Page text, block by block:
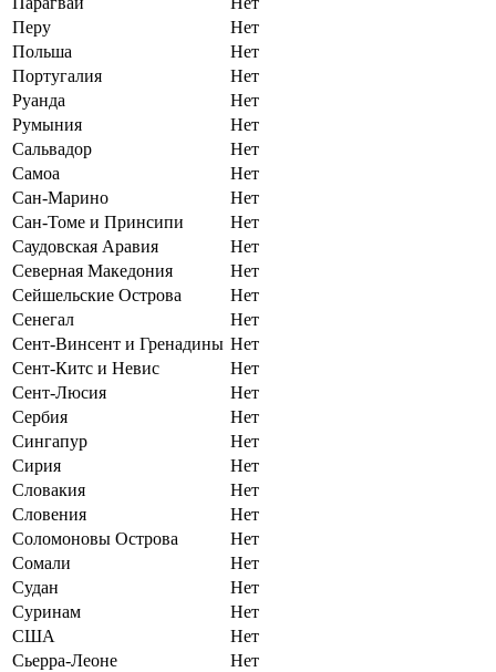
Перу
Нет
Польша
Нет
Португалия
Нет
Руанда
Нет
Румыния
Нет
Сальвадор
Нет
Самоа
Нет
Сан-Марино
Нет
Сан-Томе и Принсипи
Нет
Саудовская Аравия
Нет
Северная Македония
Нет
Сейшельские Острова
Нет
Сенегал
Нет
Сент-Винсент и Гренадины Нет
Сент-Китс и Невис
Нет
Сент-Люсия
Нет
Сербия
Нет
Сингапур
Нет
Сирия
Нет
Словакия
Нет
Словения
Нет
Соломоновы Острова
Нет
Сомали
Нет
Судан
Нет
Суринам
Нет
США
Нет
Сьерра-Леоне
Нет